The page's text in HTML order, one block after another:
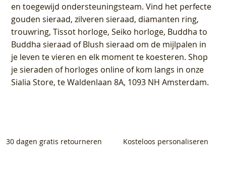
en toegewijd ondersteuningsteam. Vind het perfecte
gouden sieraad, zilveren sieraad, diamanten ring,
trouwring, Tissot horloge, Seiko horloge, Buddha to
Buddha sieraad of Blush sieraad om de mijlpalen in
je leven te vieren en elk moment te koesteren. Shop
je sieraden of horloges online of kom langs in onze
Sialia Store, te Waldenlaan 8A, 1093 NH Amsterdam.
30 dagen gratis retourneren Kosteloos personaliseren